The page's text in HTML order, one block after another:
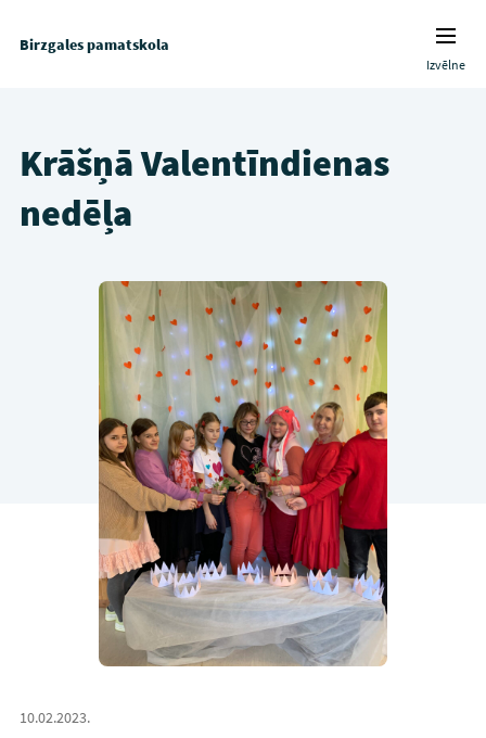
Birzgales pamatskola
Izvēlne
Krāšņā Valentīndienas
nedēļa
10.02.2023.